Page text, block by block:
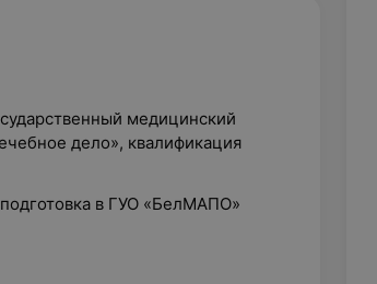
медицинский
дело», квалификация
в ГУО «БелМАПО»